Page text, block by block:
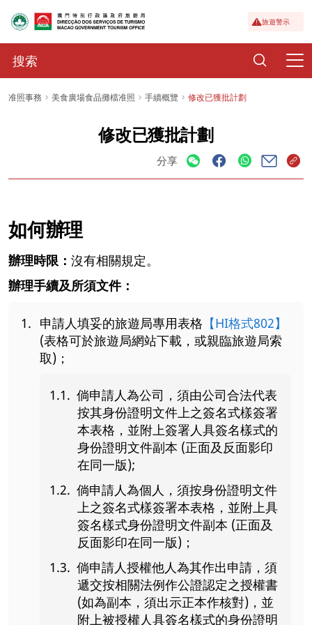
旅遊警示
准照事務 美食廣場食品攤檔准照 手續概覽 修改已獲批計劃
修改已獲批計劃
分享
如何辦理
辦理時限： 沒有相關規定。
辦理手續及所須文件：
申請人填妥的旅遊局專用表格 【HI格式802】
(表格可於旅遊局網站下載，或親臨旅遊局索
取)；
倘申請人為公司，須由公司合法代表
按其身份證明文件上之簽名式樣簽署
本表格，並附上簽署人具簽名樣式的
身份證明文件副本 (正面及反面影印
在同一版);
倘申請人為個人，須按身份證明文件
上之簽名式樣簽署本表格，並附上具
簽名樣式身份證明文件副本 (正面及
反面影印在同一版)；
倘申請人授權他人為其作出申請，須
遞交按相關法例作公證認定之授權書
(如為副本，須出示正本作核對)，並
附上被授權人具簽名樣式的身份證明